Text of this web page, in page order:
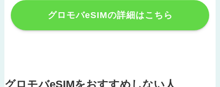
グロモバeSIMの詳細はこちら
グロモバeSIMをおすすめしない人